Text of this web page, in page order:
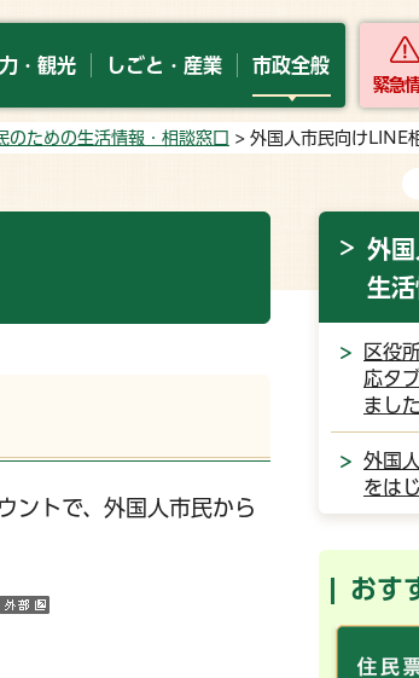
・観光 しごと・産業 市政全般
緊急
のための生活情報・相談窓口 > 外国人市民向けLINE
ントで、外国人市民から
外
生
区役
応タ
ました
外国
をは
おす